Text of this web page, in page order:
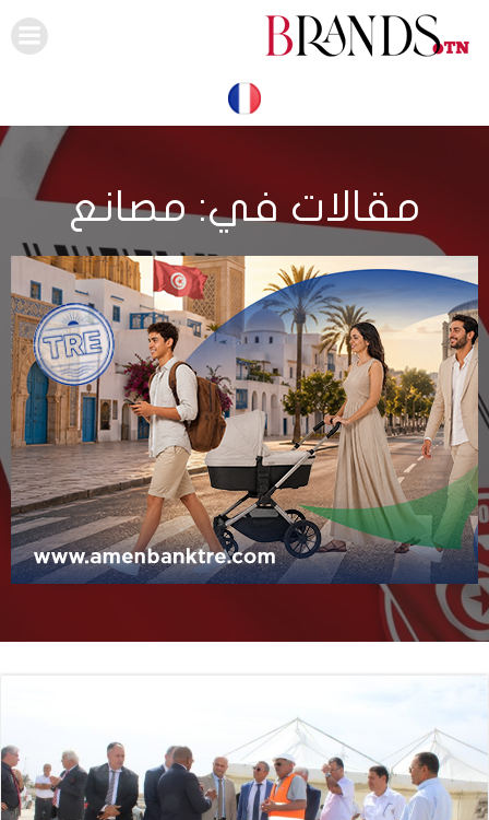
مقالات في: مصانع